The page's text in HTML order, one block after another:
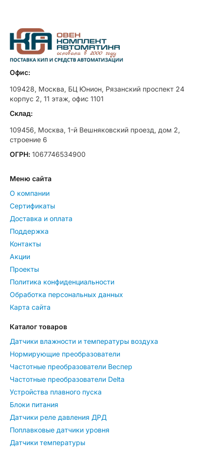
Офис:
109428, Москва, БЦ Юнион, Рязанский проспект 24
корпус 2, 11 этаж, офис 1101
Склад:
109456, Москва, 1-й Вешняковский проезд, дом 2,
строение 6
ОГРН: 1067746534900
Меню сайта
О компании
Сертификаты
Доставка и оплата
Поддержка
Контакты
Акции
Проекты
Политика конфиденциальности
Обработка персональных данных
Карта сайта
Каталог товаров
Датчики влажности и температуры воздуха
Нормирующие преобразователи
Частотные преобразователи Веспер
Частотные преобразователи Delta
Устройства плавного пуска
Блоки питания
Датчики реле давления ДРД
Поплавковые датчики уровня
Датчики температуры